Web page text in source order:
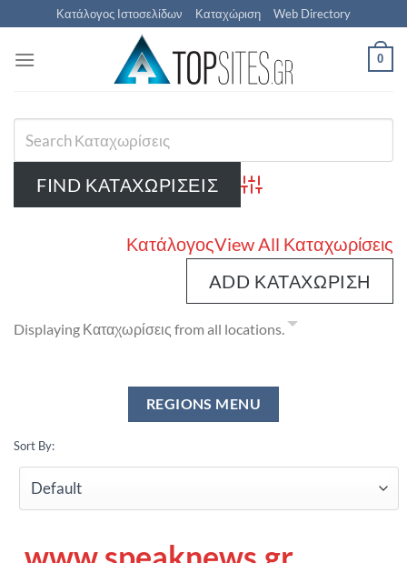
Μετάβαση
στο
περιεχόμενο
Κατάλογος Ιστοσελίδων Καταχώριση Web Directory
0
Advanced Search
ΚατάλογοςView All Καταχωρίσεις
ADD ΚΑΤΑΧΏΡΙΣΗ
Displaying Καταχωρίσεις from all locations.
Sort By: